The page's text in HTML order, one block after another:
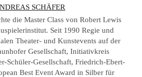
SCHÄFER
die Master Class von Robert Lewis
Seit 1990 Regie und
Theater- und Kunstevents auf der
Gesellschaft, Initiativkreis
Schüler-Gesellschaft, Friedrich-Ebert-
Best Event Award in Silber für